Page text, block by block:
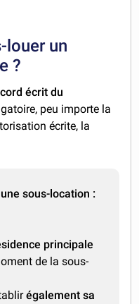
louer un
?
écrit du
peu importe la
écrite, la
sous-location :
principale
de la sous-
également sa